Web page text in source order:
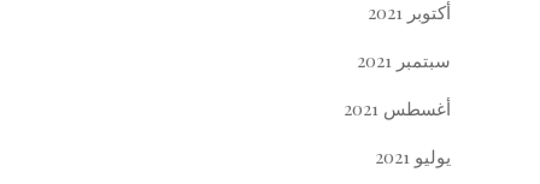
أكتوبر 2021
سبتمبر 2021
أغسطس 2021
يوليو 2021